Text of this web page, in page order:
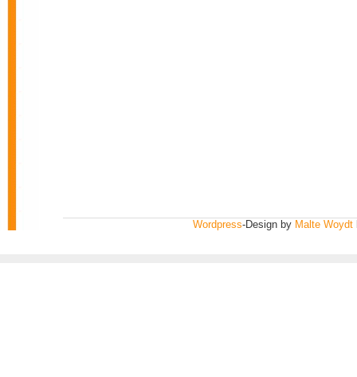
Wordpress-Design by Malte Woydt